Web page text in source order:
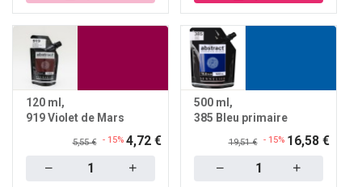
120 ml
919 Violet de Mars
5,55 € - 15% 4,72 €
500 ml
385 Bleu primaire
19,51 € - 15% 16,58 €